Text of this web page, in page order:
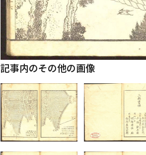
記事内のその他の画像